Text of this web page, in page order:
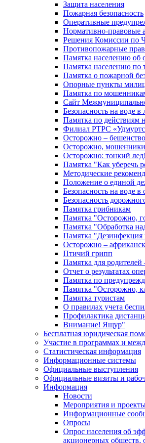
Защита населения
Пожарная безопасность
Оперативные
Нормативно-правовые
Решения Комиссии по
Противопожарные
Памятка населению об
Памятка населению
Памятка о пожарной
Опорные пункты
Памятка по
Сайт
Безопасность на воде
Памятка по действиям
Филиал РТРС
Осторожно –
Осторожно,
Осторожно: тонкий лед!
Памятка "Как уберечь
Методические
Положение о единой
Безопасность на воде
Безопасность
Памятка грибникам
Памятка "Осторожно,
Памятка "Обработка
Памятка "Дезинфекция
Осторожно –
Птичий грипп
Памятка для
Отчет о результатах
Памятка по
Памятка "Осторожно,
Памятка туристам
О правилах учета
Профилактика
Внимание! Ящур"
Бесплатная юридическая
Участие в программах и
Статистическая информация
Информационные системы
Официальные выступления
Официальные визиты и
Информация
Новости
Мероприятия и
Информационные
Опросы
Опрос населения об
акционерных обществ,